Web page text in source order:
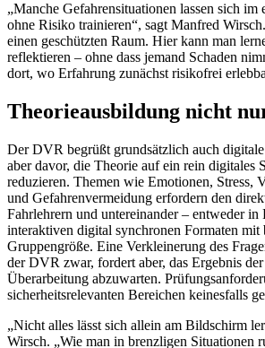
„Manche Gefahrensituationen lassen sich im
ohne Risiko trainieren“, sagt Manfred
einen geschützten Raum. Hier kann man
reflektieren – ohne dass jemand Schaden
dort, wo Erfahrung zunächst risikofrei
Theorieausbildung nicht
Der DVR begrüßt grundsätzlich auch
aber davor, die Theorie auf ein rein digitales
reduzieren. Themen wie Emotionen, Stress,
und Gefahrenvermeidung erfordern den
Fahrlehrern und untereinander – entweder in
interaktiven digital synchronen Formaten mit
Gruppengröße. Eine Verkleinerung des
der DVR zwar, fordert aber, das Ergebnis
Überarbeitung abzuwarten.
sicherheitsrelevanten Bereichen keinesfalls
„Nicht alles lässt sich allein am Bildschirm
Wirsch. „Wie man in brenzligen Situationen